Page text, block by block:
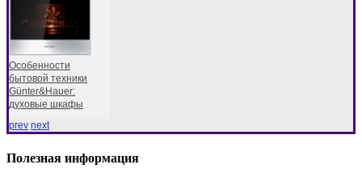
Особенности
бытовой техники
Günter&Hauer:
духовые шкафы
prev next
Полезная информация